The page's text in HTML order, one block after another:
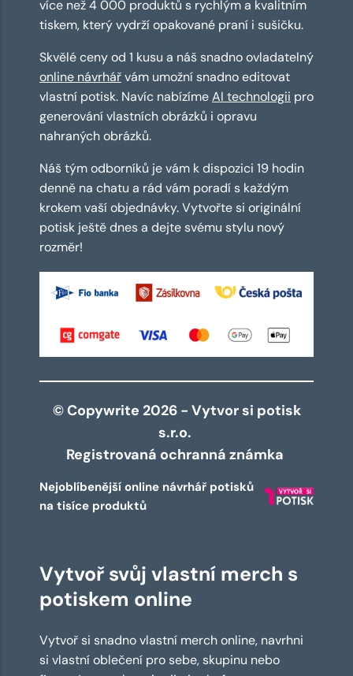
více než 4 000 produktů s rychlým a kvalitním
tiskem, který vydrží opakované praní i sušičku.
Skvělé ceny od 1 kusu a náš snadno ovladatelný
online návrhářvám umožní snadno editovat
vlastní potisk. Navíc nabízímeAI technologii pro
generování vlastních obrázků i opravu
nahraných obrázků.
Náš tým odborníků je vám k dispozici 19 hodin
denně na chatu a rád vám poradí s každým
krokem vaší objednávky. Vytvořte si originální
potisk ještě dnes a dejte svému stylu nový
rozměr!
© Copywrite 2026 - Vytvor si potisk
s.r.o.
Registrovaná ochranná známka
Nejoblíbenější online návrhář potisků
na tisíce produktů
Vytvoř svůj vlastní merch s
potiskem online
Vytvoř si snadno vlastní merch online, navrhni
si vlastní oblečení pro sebe, skupinu nebo